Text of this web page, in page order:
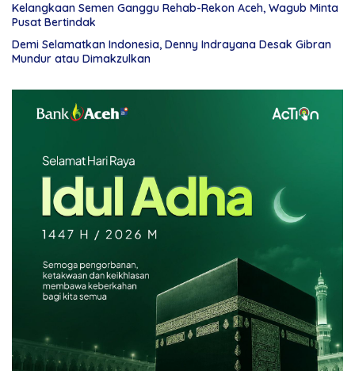
Kelangkaan Semen Ganggu Rehab-Rekon Aceh, Wagub Minta
Pusat Bertindak
Demi Selamatkan Indonesia, Denny Indrayana Desak Gibran
Mundur atau Dimakzulkan